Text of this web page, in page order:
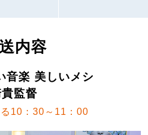
内容
音楽 美しいメシ
監督
10：30～11：00